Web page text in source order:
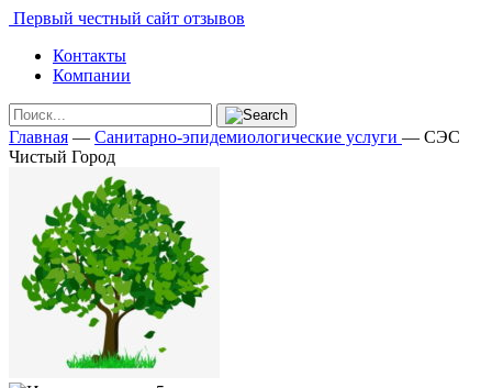
Первый честный сайт отзывов
Контакты
Компании
Главная — Санитарно-эпидемиологические услуги — СЭС
Чистый Город